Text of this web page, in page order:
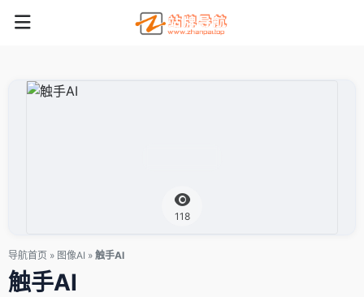
118
导航首页 » 图像AI » 触手AI
触手AI